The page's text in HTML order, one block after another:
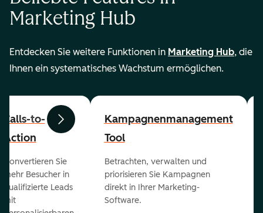
Marketing Hub
Entdecken Sie weitere Funktionen in Marketing Hub, die
Ihnen ein systematisches Wachstum ermöglichen.
ZurückWeiter
Calls-to-
Action
Konvertieren Sie
mehr Besucher in
qualifizierte Leads
mit
Kampagnenmanagement
Tool
Betrachten, verwalten und
priorisieren Sie Kampagnen
direkt in Ihrer Marketing-
Software.